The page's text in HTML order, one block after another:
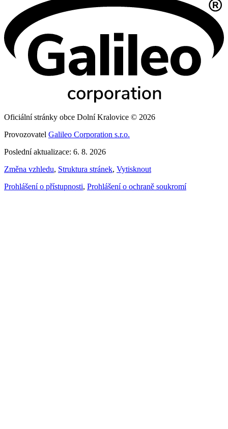
Oficiální stránky obce Dolní Kralovice © 2026
Provozovatel Galileo Corporation s.r.o.
Poslední aktualizace: 6. 8. 2026
Změna vzhledu, Struktura stránek, Vytisknout
Prohlášení o přístupnosti, Prohlášení o ochraně soukromí